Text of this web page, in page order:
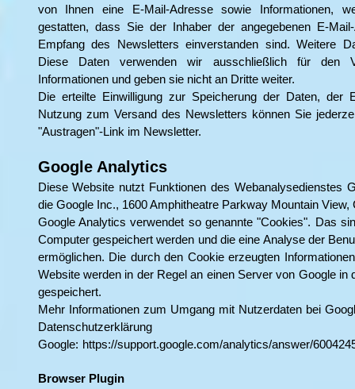
von Ihnen eine E-Mail-Adresse sowie Informationen,
gestatten, dass Sie der Inhaber der angegebenen E-
Empfang des Newsletters einverstanden sind. Weitere
Diese Daten verwenden wir ausschließlich für den
Informationen und geben sie nicht an Dritte weiter.
Die erteilte Einwilligung zur Speicherung der Daten, der
Nutzung zum Versand des Newsletters können Sie
"Austragen"-Link im Newsletter.
Google Analytics
Diese Website nutzt Funktionen des Webanalysedienstes
die Google Inc., 1600 Amphitheatre Parkway Mountain View,
Google Analytics verwendet so genannte "Cookies". Das
Computer gespeichert werden und die eine Analyse der
ermöglichen. Die durch den Cookie erzeugten
Website werden in der Regel an einen Server von Google in
gespeichert.
Mehr Informationen zum Umgang mit Nutzerdaten bei
Google: https://support.google.com/analytics/answer/
Browser Plugin